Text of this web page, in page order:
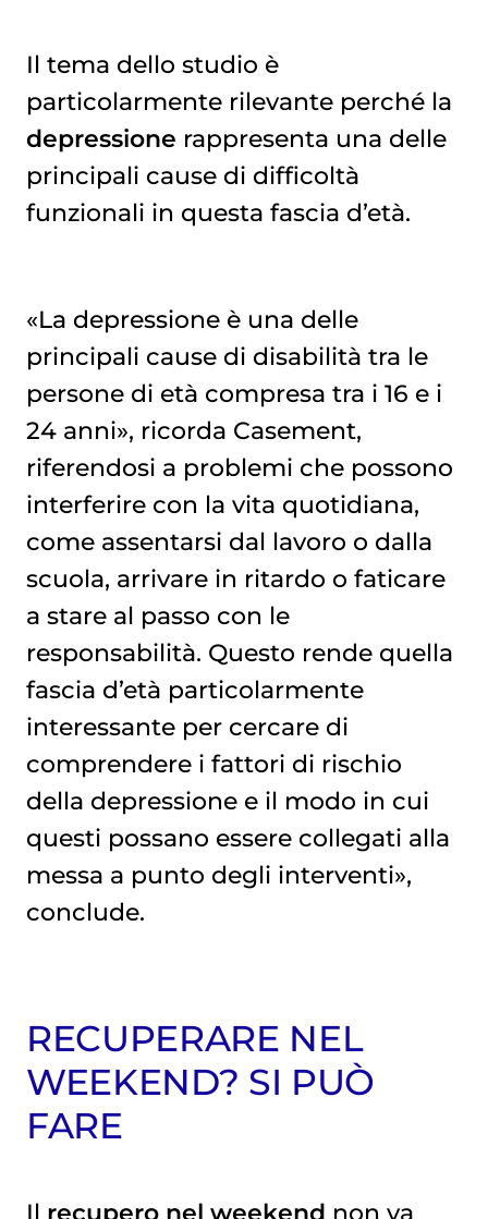
Il tema dello studio è
particolarmente rilevante perché la
depressione rappresenta una delle
principali cause di difficoltà
funzionali in questa fascia d’età.
«La depressione è una delle
principali cause di disabilità tra le
persone di età compresa tra i 16 e i
24 anni», ricorda Casement,
riferendosi a problemi che possono
interferire con la vita quotidiana,
come assentarsi dal lavoro o dalla
scuola, arrivare in ritardo o faticare
a stare al passo con le
responsabilità. Questo rende quella
fascia d’età particolarmente
interessante per cercare di
comprendere i fattori di rischio
della depressione e il modo in cui
questi possano essere collegati alla
messa a punto degli interventi»,
conclude.
RECUPERARE NEL
WEEKEND? SI PUÒ
FARE
Il recupero nel weekend non va